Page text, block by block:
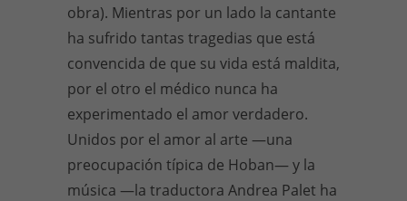
obra). Mientras por un lado la cantante
ha sufrido tantas tragedias que está
convencida de que su vida está maldita,
por el otro el médico nunca ha
experimentado el amor verdadero.
Unidos por el amor al arte —una
preocupación típica de Hoban— y la
música —la traductora Andrea Palet ha